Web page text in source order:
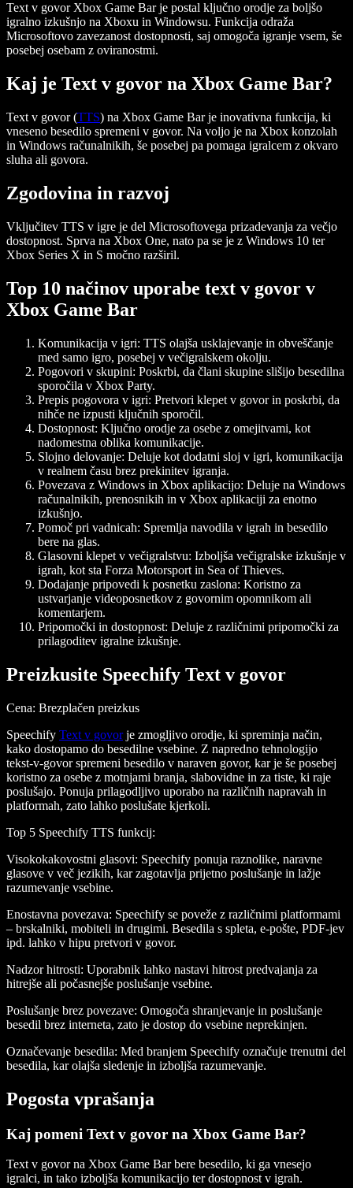
Text v govor Xbox Game Barje postal ključno orodje za boljšo
igralno izkušnjo na Xboxu in Windowsu. Funkcija odraža
Microsoftovo zavezanost dostopnosti, saj omogoča igranje vsem, še
posebej osebam z oviranostmi.
Kaj je Text v govor na Xbox Game Bar?
Text v govor (TTS) na Xbox Game Bar je inovativna funkcija, ki
vneseno besedilo spremeni v govor. Na voljo je na Xbox konzolah
in Windows računalnikih, še posebej pa pomaga igralcem z okvaro
sluha ali govora.
Zgodovina in razvoj
Vključitev TTS v igre je del Microsoftovega prizadevanja za večjo
dostopnost. Sprva na Xbox One, nato pa se je z Windows 10 ter
Xbox Series X in S močno razširil.
Top 10 načinov uporabe text v govor v
Xbox Game Bar
Komunikacija v igri: TTS olajša usklajevanje in obveščanje
med samo igro, posebej v večigralskem okolju.
Pogovori v skupini: Poskrbi, da člani skupine slišijo besedilna
sporočila v Xbox Party.
Prepis pogovora v igri: Pretvori klepet v govor in poskrbi, da
nihče ne izpusti ključnih sporočil.
Dostopnost: Ključno orodje za osebe z omejitvami, kot
nadomestna oblika komunikacije.
Slojno delovanje: Deluje kot dodatni sloj v igri, komunikacija
v realnem času brez prekinitev igranja.
Povezava z Windows in Xbox aplikacijo: Deluje na Windows
računalnikih, prenosnikih in v Xbox aplikaciji za enotno
izkušnjo.
Pomoč pri vadnicah: Spremlja navodila v igrah in besedilo
bere na glas.
Glasovni klepet v večigralstvu: Izboljša večigralske izkušnje v
igrah, kot sta Forza Motorsport in Sea of Thieves.
Dodajanje pripovedi k posnetku zaslona: Koristno za
ustvarjanje videoposnetkov z govornim opomnikom ali
komentarjem.
Pripomočki in dostopnost: Deluje z različnimi pripomočki za
prilagoditev igralne izkušnje.
Preizkusite Speechify Text v govor
Cena: Brezplačen preizkus
Speechify Text v govorje zmogljivo orodje, ki spreminja način,
kako dostopamo do besedilne vsebine. Z napredno tehnologijo
tekst-v-govor spremeni besedilo v naraven govor, kar je še posebej
koristno za osebe z motnjami branja, slabovidne in za tiste, ki raje
poslušajo. Ponuja prilagodljivo uporabo na različnih napravah in
platformah, zato lahko poslušate kjerkoli.
Top 5 Speechify TTS funkcij:
Visokokakovostni glasovi: Speechify ponuja raznolike, naravne
glasove v več jezikih, kar zagotavlja prijetno poslušanje in lažje
razumevanje vsebine.
Enostavna povezava: Speechify se poveže z različnimi platformami
– brskalniki, mobiteli in drugimi. Besedila s spleta, e-pošte, PDF-jev
ipd. lahko v hipu pretvori v govor.
Nadzor hitrosti: Uporabnik lahko nastavi hitrost predvajanja za
hitrejše ali počasnejše poslušanje vsebine.
Poslušanje brez povezave: Omogoča shranjevanje in poslušanje
besedil brez interneta, zato je dostop do vsebine neprekinjen.
Označevanje besedila: Med branjem Speechify označuje trenutni del
besedila, kar olajša sledenje in izboljša razumevanje.
Pogosta vprašanja
Kaj pomeni Text v govor na Xbox Game Bar?
Text v govor na Xbox Game Bar bere besedilo, ki ga vnesejo
igralci, in tako izboljša komunikacijo ter dostopnost v igrah.